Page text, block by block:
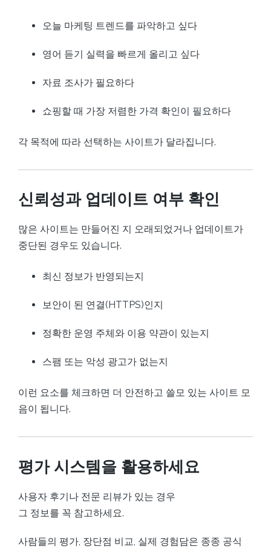
오늘 마케팅 트렌드를 파악하고 싶다
영어 듣기 실력을 빠르게 올리고 싶다
자료 조사가 필요하다
쇼핑할 때 가장 저렴한 가격 확인이 필요하다
각 목적에 따라 선택하는 사이트가 달라집니다.
신뢰성과 업데이트 여부 확인
많은 사이트는 만들어진 지 오래되었거나 업데이트가
중단된 경우도 있습니다.
최신 정보가 반영되는지
보안이 된 연결(HTTPS)인지
정확한 운영 주체와 이용 약관이 있는지
스팸 또는 악성 광고가 없는지
이런 요소를 체크하면 더 안전하고 쓸모 있는 사이트 모
음이 됩니다.
평가 시스템을 활용하세요
사용자 후기나 전문 리뷰가 있는 경우
그 정보를 꼭 참고하세요.
사람들의 평가, 장단점 비교, 실제 경험담은 종종 공식